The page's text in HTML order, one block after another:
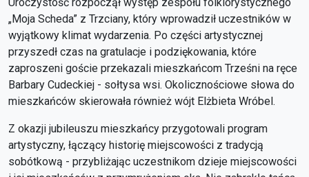
„Moja Scheda” z Trzciany, który wprowadził uczestników w
wyjątkowy klimat wydarzenia. Po części artystycznej
przyszedł czas na gratulacje i podziękowania, które
zaproszeni goście przekazali mieszkańcom Trześni na ręce
Barbary Cudeckiej - sołtysa wsi. Okolicznościowe słowa do
mieszkańców skierowała również wójt Elżbieta Wróbel.
Z okazji jubileuszu mieszkańcy przygotowali program
artystyczny, łączący historię miejscowości z tradycją
sobótkową - przybliżając uczestnikom dzieje miejscowości